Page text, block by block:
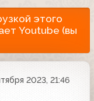
этого
Youtube (вы
2023, 21:46